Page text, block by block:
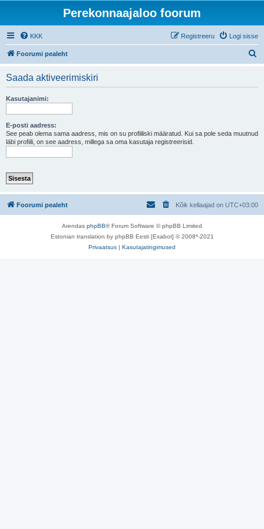
Perekonnaajaloo foorum
KKK Logi sisse
Registreeru
Foorumi pealeht
Saada aktiveerimiskiri
Kasutajanimi:
E-posti aadress:
See peab olema sama aadress, mis on su profiiliski määratud. Kui sa pole seda muutnud
läbi profiili, on see aadress, millega sa oma kasutaja registreerisid.
Foorumi pealeht Kõik kellaajad on UTC+03:00
Arendas phpBB® Forum Software © phpBB Limited
Estonian translation by phpBB Eesti [Exabot] © 2008*-2021
Privaatsus | Kasutajatingimused